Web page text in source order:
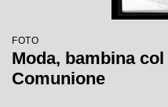
FOTO
Moda, bambina
Comunione